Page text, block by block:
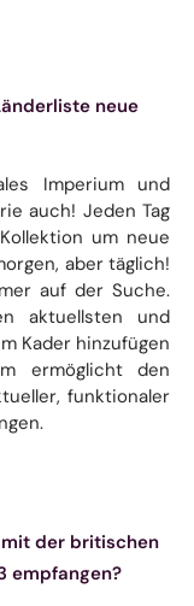
neue
Imperium und
auch! Jeden Tag
um neue
aber täglich!
auf der Suche.
aktuellsten und
Kader hinzufügen
ermöglicht den
funktionaler
mit der britischen
empfangen?